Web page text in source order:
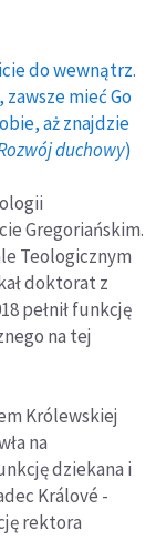
do wewnątrz.
mieć Go
aż znajdzie
duchowy)
Gregoriańskim.
Teologicznym
doktorat z
pełnił funkcję
na tej
Królewskiej
na
dziekana i
Králové -
rektora